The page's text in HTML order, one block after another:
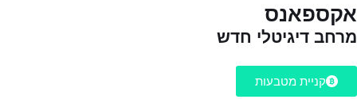
אקספאנס
מרחב דיגיטלי חדש
קניית מטבעות